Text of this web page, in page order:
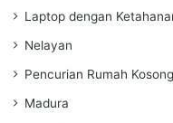
Laptop dengan
Nelayan
Pencurian Rumah Kosong
Madura